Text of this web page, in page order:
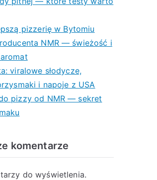
pizzerię w Bytomiu
NMR — świeżość i
viralowe słodycze,
i napoje z USA
pizzy od NMR — sekret
komentarze
do wyświetlenia.